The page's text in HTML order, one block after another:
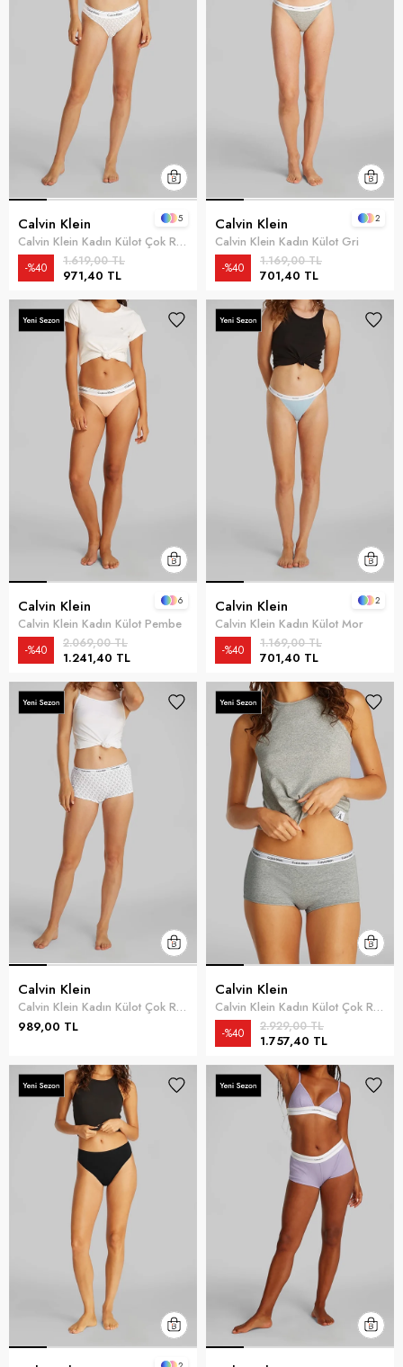
Calvin Klein
Calvin Klein Kadın Külot Çok Renkli
971,40 TL
1.619,00 TL
%40
5 Calvin Klein
Calvin Klein Kadın Külot Gri
701,40 TL
1.169,00 TL
%40
2
Calvin Klein
Calvin Klein Kadın Külot Pembe
1.241,40 TL
2.069,00 TL
%40
6 Calvin Klein
Calvin Klein Kadın Külot Mor
701,40 TL
1.169,00 TL
%40
2
Calvin Klein
Calvin Klein Kadın Külot Çok Renkli
989,00 TL
Calvin Klein
Calvin Klein Kadın Külot Çok Renkli
1.757,40 TL
2.929,00 TL
%40